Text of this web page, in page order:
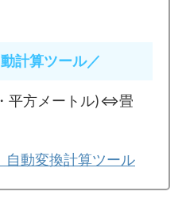
計算ツール／
平方メートル)⇔畳
動変換計算ツール